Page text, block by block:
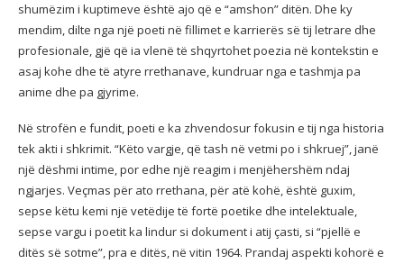
shumëzim i kuptimeve është ajo që e “amshon” ditën. Dhe ky
mendim, dilte nga një poeti në fillimet e karrierës së tij letrare dhe
profesionale, gjë që ia vlenë të shqyrtohet poezia në kontekstin e
asaj kohe dhe të atyre rrethanave, kundruar nga e tashmja pa
anime dhe pa gjyrime.
Në strofën e fundit, poeti e ka zhvendosur fokusin e tij nga historia
tek akti i shkrimit. “Këto vargje, që tash në vetmi po i shkruej”, janë
një dëshmi intime, por edhe një reagim i menjëhershëm ndaj
ngjarjes. Veçmas për ato rrethana, për atë kohë, është guxim,
sepse këtu kemi një vetëdije të fortë poetike dhe intelektuale,
sepse vargu i poetit ka lindur si dokument i atij çasti, si “pjellë e
ditës së sotme”, pra e ditës, në vitin 1964. Prandaj aspekti kohorë e